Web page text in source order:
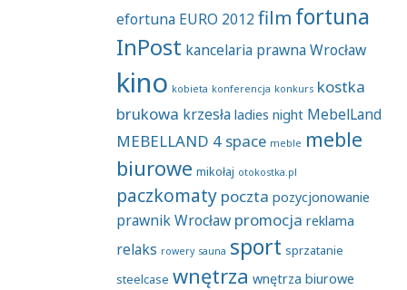
efortuna EURO 2012film fortuna
InPost kancelaria prawna Wrocław
kino kobieta konferencja konkurs kostka
brukowa krzesła ladies night MebelLand
MEBELLAND 4 space meble meble
biurowe mikołaj otokostka.pl
paczkomaty poczta pozycjonowanie
prawnik Wrocław promocja reklama
relaks rowery sauna sport sprzatanie
steelcase wnętrza wnętrza biurowe